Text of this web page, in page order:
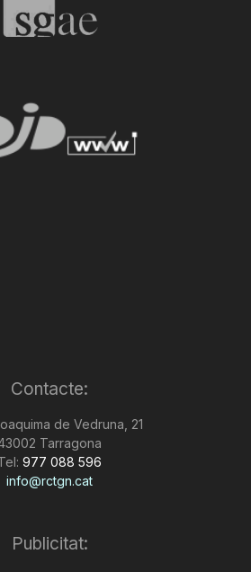
Contacte:
de Vedruna, 21
Tarragona
977 088 596
info@rctgn.cat
Publicitat: